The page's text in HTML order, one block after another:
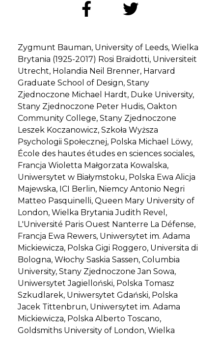
Zygmunt Bauman, University of Leeds, Wielka
Brytania (1925-2017) Rosi Braidotti, Universiteit
Utrecht, Holandia Neil Brenner, Harvard
Graduate School of Design, Stany
Zjednoczone Michael Hardt, Duke University,
Stany Zjednoczone Peter Hudis, Oakton
Community College, Stany Zjednoczone
Leszek Koczanowicz, Szkoła Wyższa
Psychologii Społecznej, Polska Michael Löwy,
École des hautes études en sciences sociales,
Francja Wioletta Małgorzata Kowalska,
Uniwersytet w Białymstoku, Polska Ewa Alicja
Majewska, ICI Berlin, Niemcy Antonio Negri
Matteo Pasquinelli, Queen Mary University of
London, Wielka Brytania Judith Revel,
L'Université Paris Ouest Nanterre La Défense,
Francja Ewa Rewers, Uniwersytet im. Adama
Mickiewicza, Polska Gigi Roggero, Universita di
Bologna, Włochy Saskia Sassen, Columbia
University, Stany Zjednoczone Jan Sowa,
Uniwersytet Jagielloński, Polska Tomasz
Szkudlarek, Uniwersytet Gdański, Polska
Jacek Tittenbrun, Uniwersytet im. Adama
Mickiewicza, Polska Alberto Toscano,
Goldsmiths University of London, Wielka